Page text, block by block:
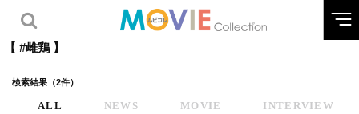
【 #雌鶏 】
検索結果（2件）
ALL NEWS MOVIE INTERVIEW